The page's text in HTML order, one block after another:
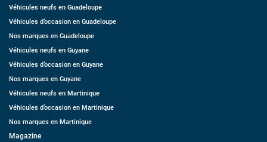
Véhicules neufs en Guadeloupe
Véhicules d’occasion en Guadeloupe
Nos marques en Guadeloupe
Véhicules neufs en Guyane
Véhicules d’occasion en Guyane
Nos marques en Guyane
Véhicules neufs en Martinique
Véhicules d’occasion en Martinique
Nos marques en Martinique
Magazine